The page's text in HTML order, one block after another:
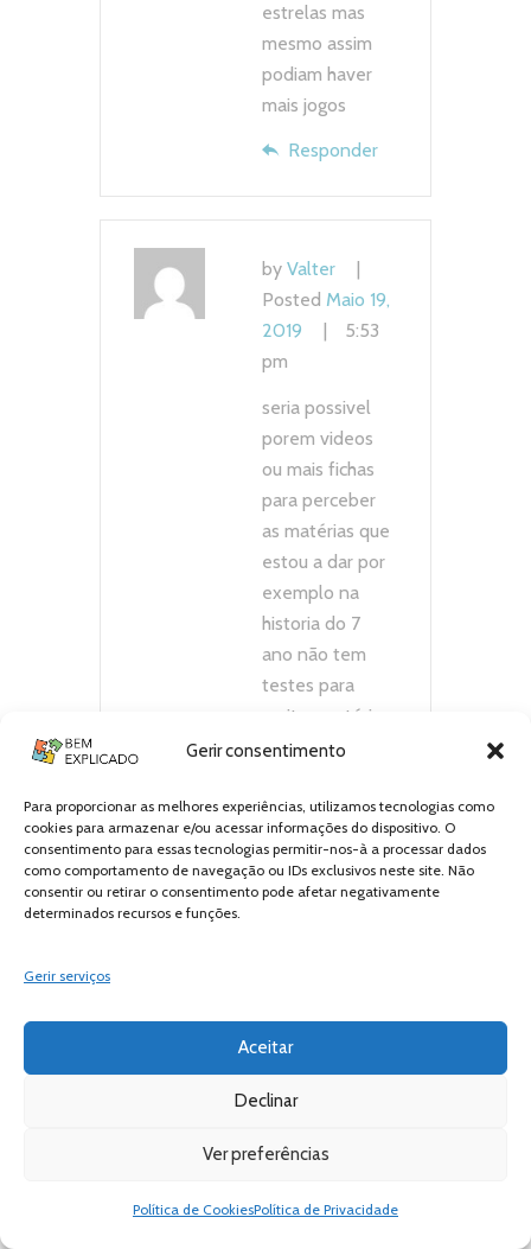
Gerir consentimento
Para proporcionar as melhores experiências, utilizamos tecnologias como
cookies para armazenar e/ou acessar informações do dispositivo. O
consentimento para essas tecnologias permitir-nos-à a processar dados
como comportamento de navegação ou IDs exclusivos neste site. Não
consentir ou retirar o consentimento pode afetar negativamente
determinados recursos e funções.
Gerir serviços
Aceitar
Declinar
Ver preferências
Política de CookiesPolítica de Privacidade
estrelas mas
mesmo assim
podiam haver
mais jogos
Responder
by Valter
Posted Maio 19,
2019
5:53
pm
seria possivel
porem videos
ou mais fichas
para perceber
as matérias que
estou a dar por
exemplo na
historia do 7
ano não tem
testes para
muitas matérias.
Responder
by ana
podem por
fichas em todos
os temas por
favor.
Responder